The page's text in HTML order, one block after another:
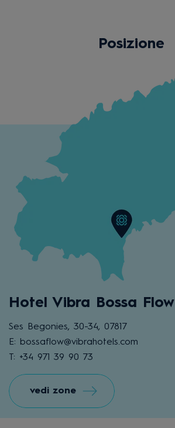
Posizione
Hotel Vibra Bossa Flow
Ses Begonies, 30-34, 07817
E: bossaflow@vibrahotels.com
T: +34 971 39 90 73
vedi zone